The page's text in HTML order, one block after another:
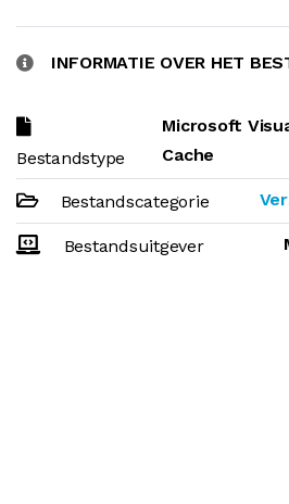
INFORMATIE OVER HET
Bestandstype
Microsoft
Cache
Bestandscategorie
Bestandsuitgever